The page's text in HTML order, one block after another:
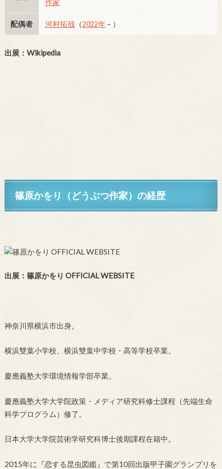
作家
配偶者 河村拓哉（2022年– ）
出展：Wikipedia
篠原かをり（どうぶつ作家）の経歴
出展： 篠原かをり OFFICIAL WEBSITE
神奈川県横浜市出身。
横浜雙葉小学校、横浜雙葉中学校・高等学校卒業。
慶應義塾大学環境情報学部卒業。
慶應義塾大学大学院政策・メディア研究科修士課程（先端生命
科学プログラム）修了。
日本大学大学院芸術学研究科博士後期課程在籍中。
2015年に『恋する昆虫図鑑』で第10回出版甲子園グランプリを